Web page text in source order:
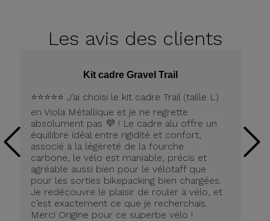
Les avis des clients
Kit cadre Gravel Trail
⭐️⭐️⭐️⭐️⭐️ J’ai choisi le kit cadre Trail (taille L)
en Viola Métallique et je ne regrette
absolument pas 💜 ! Le cadre alu offre un
équilibre idéal entre rigidité et confort,
associé à la légèreté de la fourche
carbone, le vélo est maniable, précis et
agréable aussi bien pour le vélotaff que
pour les sorties bikepacking bien chargées.
Je redécouvre le plaisir de rouler à vélo, et
c’est exactement ce que je recherchais.
Merci Origine pour ce superbe vélo !